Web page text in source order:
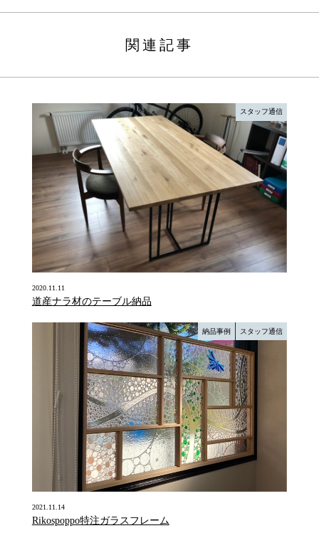
関連記事
スタッフ通信
2020.11.11
道産ナラ材のテーブル納品
納品事例 スタッフ通信
2021.11.14
Rikospoppo特注ガラスフレーム